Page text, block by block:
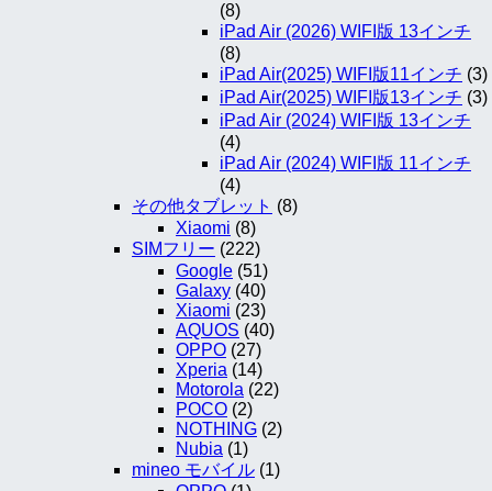
(8)
iPad Air (2026) WIFI版 13インチ
(8)
iPad Air(2025) WIFI版11インチ (3)
iPad Air(2025) WIFI版13インチ (3)
iPad Air (2024) WIFI版 13インチ
(4)
iPad Air (2024) WIFI版 11インチ
(4)
その他タブレット (8)
Xiaomi (8)
SIMフリー (222)
Google (51)
Galaxy (40)
Xiaomi (23)
AQUOS (40)
OPPO (27)
Xperia (14)
Motorola (22)
POCO (2)
NOTHING (2)
Nubia (1)
mineo モバイル (1)